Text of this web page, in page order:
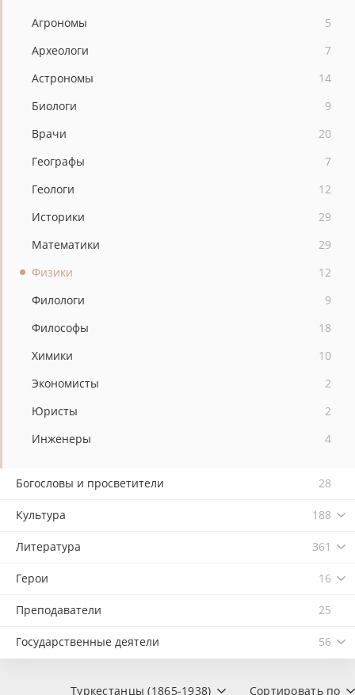
Агрономы
5
Археологи
7
Астрономы
14
Биологи
9
Врачи
20
Географы
7
Геологи
12
Историки
29
Математики
29
Физики
12
Филологи
9
Философы
18
Химики
10
Экономисты
2
Юристы
2
Инженеры
4
Богословы и просветители 28
Культура 188
Литература 361
Герои 16
Преподаватели 25
Государственные деятели 56
Сортировать по
Туркестанцы (1865-1938)